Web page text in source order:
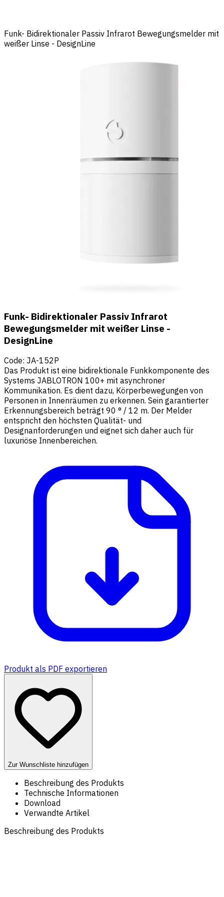
Funk- Bidirektionaler Passiv Infrarot Bewegungsmelder mit
weißer Linse - DesignLine
Funk- Bidirektionaler Passiv Infrarot
Bewegungsmelder mit weißer Linse -
DesignLine
Code: JA-152P
Das Produkt ist eine bidirektionale Funkkomponente des
Systems JABLOTRON 100+ mit asynchroner
Kommunikation. Es dient dazu, Körperbewegungen von
Personen in Innenräumen zu erkennen. Sein garantierter
Erkennungsbereich beträgt 90 ° / 12 m. Der Melder
entspricht den höchsten Qualität- und
Designanforderungen und eignet sich daher auch für
luxuriöse Innenbereichen.
Produkt als PDF exportieren
Zur Wunschliste hinzufügen
Beschreibung des Produkts
Technische Informationen
Download
Verwandte Artikel
Beschreibung des Produkts